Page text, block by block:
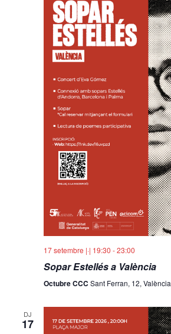
17 setembre |·| 19:30 -23:00
Sopar Estellés a València
Octubre CCC Sant Ferran, 12, València
DJ
17